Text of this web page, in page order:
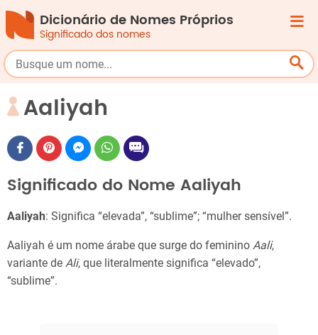
Dicionário de Nomes Próprios
Significado dos nomes
Aaliyah
Significado do Nome Aaliyah
Aaliyah: Significa “elevada”, “sublime”; “mulher sensível”.
Aaliyah é um nome árabe que surge do feminino Aali,
variante de Ali, que literalmente significa “elevado”,
“sublime”.